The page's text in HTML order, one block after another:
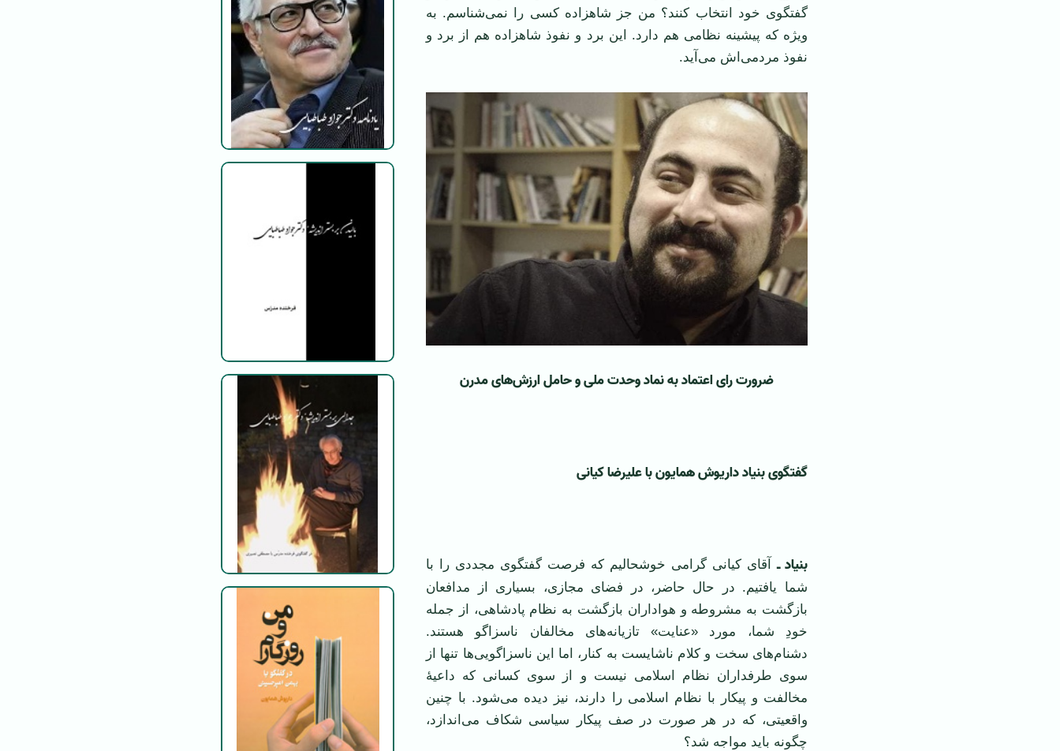
گفتگوی خود انتخاب کنند؟ من جز شاهزاده کسی را نمی‌شناسم. به
ویژه که پیشینه نظامی هم دارد. این برد و نفوذ شاهزاده هم از برد و
نفوذ مردمی‌اش می‌آید.
ضرورت رای اعتماد به نماد وحدت ملی و حامل ارزش‌های مدرن
گفتگوی بنیاد داریوش همایون با علیرضا کیانی
بنیادـآقای کیانی گرامی خوشحالیم که فرصت گفتگوی مجددی را با
شما یافتیم. در حال حاضر، در فضای مجازی، بسیاری از مدافعان
بازگشت به مشروطه و هواداران بازگشت به نظام پادشاهی، از جمله
خودِ شما، مورد «عنایت» تازیانه‌های مخالفان ناسزاگو هستند.
دشنام‌های سخت و کلام ناشایست به کنار، اما این ناسزاگویی‌ها تنها از
سوی طرفداران نظام اسلامی نیست و از سوی کسانی که داعیۀ
مخالفت و پیکار با نظام اسلامی را دارند، نیز دیده می‌شود. با چنین
واقعیتی، که در هر صورت در صف پیکار سیاسی شکاف می‌اندازد،
چگونه باید مواجه شد؟